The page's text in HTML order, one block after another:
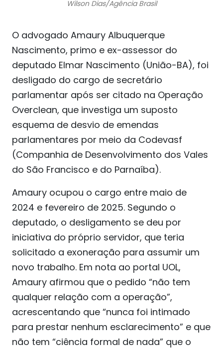
Wilson Dias/Agência Brasil
O advogado Amaury Albuquerque
Nascimento, primo e ex-assessor do
deputado Elmar Nascimento (União-BA), foi
desligado do cargo de secretário
parlamentar após ser citado na Operação
Overclean, que investiga um suposto
esquema de desvio de emendas
parlamentares por meio da Codevasf
(Companhia de Desenvolvimento dos Vales
do São Francisco e do Parnaíba).
Amaury ocupou o cargo entre maio de
2024 e fevereiro de 2025. Segundo o
deputado, o desligamento se deu por
iniciativa do próprio servidor, que teria
solicitado a exoneração para assumir um
novo trabalho. Em nota ao portal UOL,
Amaury afirmou que o pedido “não tem
qualquer relação com a operação”,
acrescentando que “nunca foi intimado
para prestar nenhum esclarecimento” e que
não tem “ciência formal de nada” que o